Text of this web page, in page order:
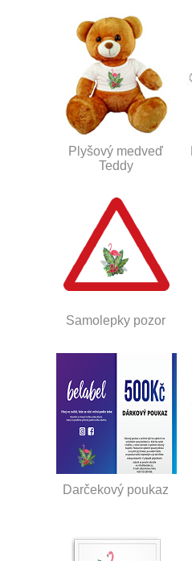
Plyšový medveď
Teddy
Samolepky pozor
Darčekový poukaz